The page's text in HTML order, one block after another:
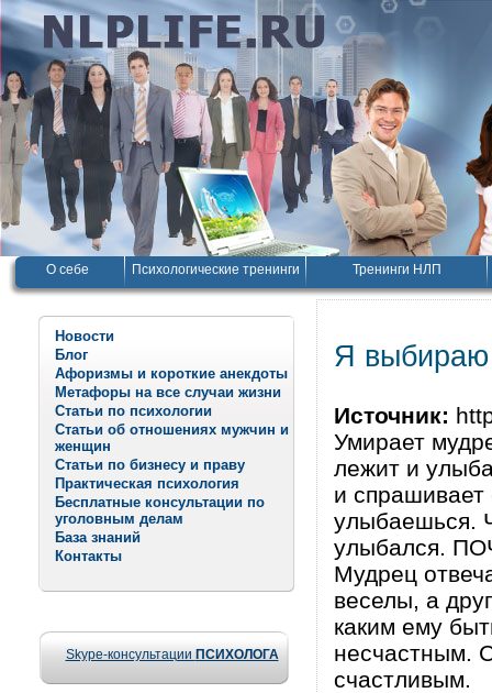
О себе Психологические тренинги Тренинги НЛП
Новости
Блог
Афоризмы и короткие анекдоты
Метафоры на все случаи жизни
Статьи по психологии
Статьи об отношениях мужчин и
женщин
Статьи по бизнесу и праву
Практическая психология
Бесплатные консультации по
уголовным делам
База знаний
Контакты
Skype-консультации ПСИХОЛОГА
Я выбираю
Источник:
Умирает
лежит и
и спрашивает
улыбаешься.
улыбался.
Мудрец
веселы, а
каким ему
несчастным.
счастливым.